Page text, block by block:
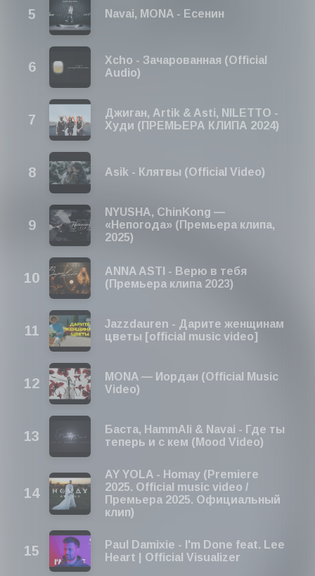
exitos musica rusa
Canciones Rusas Enero 2026, Febrero 2026 , Marzo
2026, Abril 2026, Mayo 2026, Junio 2026, Julio 2026,
Agosto 2026, Septiembre 2026, Octubre 2026,
Noviembre 2026, Diciembre 2025
Navai, MONA - Есенин
Xcho - Зачарованная (Official
Audio)
Джиган, Artik & Asti, NILETTO -
Худи (ПРЕМЬЕРА КЛИПА 2024)
Asik - Клятвы (Official Video)
NYUSHA, ChinKong —
«Непогода» (Премьера клипа,
2025)
ANNA ASTI - Верю в тебя
(Премьера клипа 2023)
Jazzdauren - Дарите женщинам
цветы [official music video]
MONA — Иордан (Official Music
Video)
Баста, HammAli & Navai - Где ты
теперь и с кем (Mood Video)
AY YOLA - Homay (Premiere
2025. Official music video /
Премьера 2025. Официальный
клип)
Paul Damixie - I'm Done feat. Lee
Heart | Official Visualizer